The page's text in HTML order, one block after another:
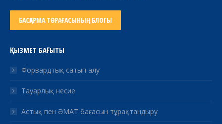
БАСҚАРМА ТӨРАҒАСЫНЫҢ БЛОГЫ
ҚЫЗМЕТ БАҒЫТЫ
Форвардтық сатып алу
Тауарлық несие
Астық пен ӘМАТ бағасын тұрақтандыру